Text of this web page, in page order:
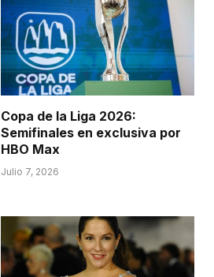
Copa de la Liga 2026:
Semifinales en exclusiva por
HBO Max
Julio 7, 2026